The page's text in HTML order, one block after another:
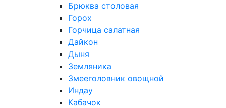
Брюква столовая
Горох
Горчица салатная
Дайкон
Дыня
Земляника
Змееголовник овощной
Индау
Кабачок